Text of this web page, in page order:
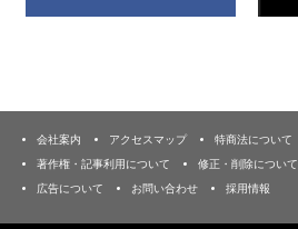
会社案内 アクセスマップ 特商法について
著作権・記事利用について
修正・削除について
広告について
お問い合わせ 採用情報